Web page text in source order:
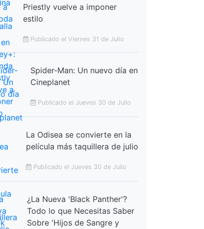
Priestly vuelve a imponer
estilo
Publicado el Viernes 31 de Julio
Spider-Man: Un nuevo día en
Cineplanet
Publicado el Jueves 30 de Julio
La Odisea se convierte en la
película más taquillera de julio
Publicado el Jueves 30 de Julio
¿La Nueva 'Black Panther'?
Todo lo que Necesitas Saber
Sobre 'Hijos de Sangre y